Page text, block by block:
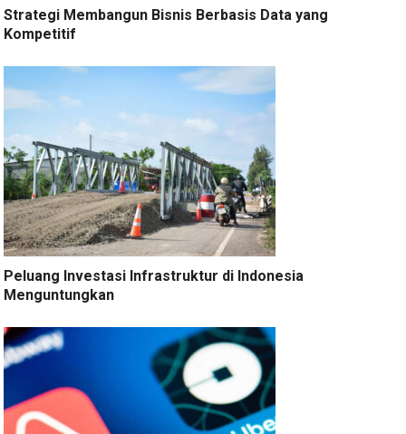
Strategi Membangun Bisnis Berbasis Data yang
Kompetitif
Peluang Investasi Infrastruktur di Indonesia
Menguntungkan